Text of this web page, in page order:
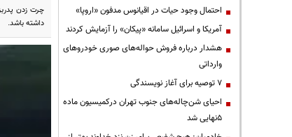
چرت زدن
داشته باشد.
احتمال وجود حیات در اقیانوس مدفون «اروپا»
آمریکا و اسرائیل سامانه «پیکان» را آزمایش کردند
هشدار درباره فروش حواله‌های صوری خودروهای
وارداتی
۷ توصیه برای آغاز نویسندگی
احیای شن‌چاله‌های جنوب تهران درکمیسیون ماده
۵نهایی شد